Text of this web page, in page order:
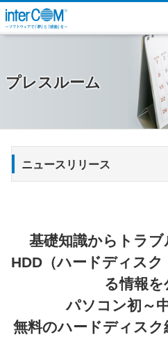
プレスルーム
ニュースリリース
基礎知識からトラブ
HDD（ハードディス
る情報を
パソコン初～
無料のハードディス